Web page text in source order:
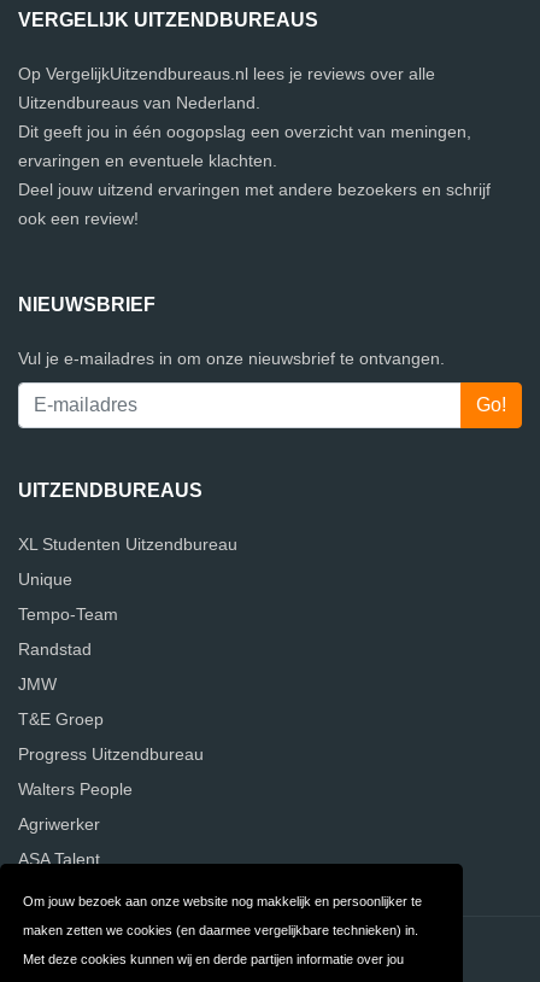
Om jouw bezoek aan onze website nog makkelijk en persoonlijker te
maken zetten we cookies (en daarmee vergelijkbare technieken) in.
Met deze cookies kunnen wij en derde partijen informatie over jou
VERGELIJK UITZENDBUREAUS
Op VergelijkUitzendbureaus.nl lees je reviews over alle
Uitzendbureaus van Nederland.
Dit geeft jou in één oogopslag een overzicht van meningen,
ervaringen en eventuele klachten.
Deel jouw uitzend ervaringen met andere bezoekers en schrijf
ook een review!
NIEUWSBRIEF
Vul je e-mailadres in om onze nieuwsbrief te ontvangen.
UITZENDBUREAUS
XL Studenten Uitzendbureau
Unique
Tempo-Team
Randstad
JMW
T&E Groep
Progress Uitzendbureau
Walters People
Agriwerker
ASA Talent
Contact Privacy